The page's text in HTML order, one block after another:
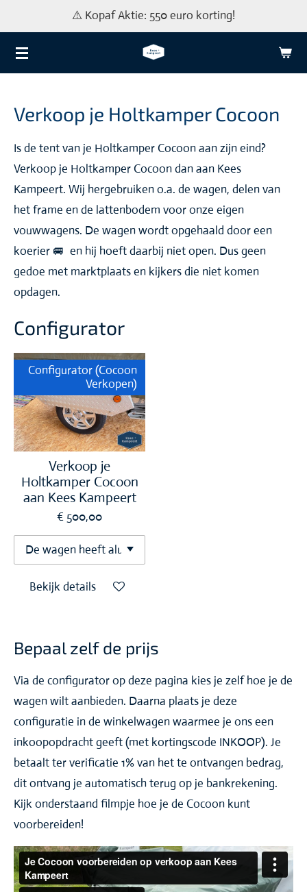
direct
naar
de
⚠️ Kopaf Aktie: 550 euro korting!
Verkoop je Holtkamper Cocoon
Is de tent van je Holtkamper Cocoon aan zijn eind?
Verkoop je Holtkamper Cocoon dan aan Kees
Kampeert. Wij hergebruiken o.a. de wagen, delen van
het frame en de lattenbodem voor onze eigen
vouwwagens. De wagen wordt opgehaald door een
koerier 🚐 en hij hoeft daarbij niet open. Dus geen
gedoe met marktplaats en kijkers die niet komen
opdagen.
Configurator
Configurator (Cocoon
Verkopen)
Verkoop je
Holtkamper Cocoon
aan Kees Kampeert
€ 500,00
Bekijk details
Bepaal zelf de prijs
Via de configurator op deze pagina kies je zelf hoe je de
wagen wilt aanbieden. Daarna plaats je deze
configuratie in de winkelwagen waarmee je ons een
inkoopopdracht geeft (met kortingscode INKOOP). Je
betaalt ter verificatie 1% van het te ontvangen bedrag,
dit ontvang je automatisch terug op je bankrekening.
Kijk onderstaand filmpje hoe je de Cocoon kunt
voorbereiden!